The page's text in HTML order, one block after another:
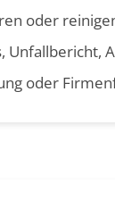
oder
Unfallbericht,
oder